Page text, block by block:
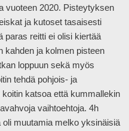
vuoteen 2020. Pisteytyksen
ja kutoset tasaisesti
paras reitti ei olisi kiertää
kahden ja kolmen pisteen
loppuun sekä myös
tehdä pohjois- ja
katsoa että kummallekin
vaihtoehtoja. 4h
oli muutamia melko yksinäisiä